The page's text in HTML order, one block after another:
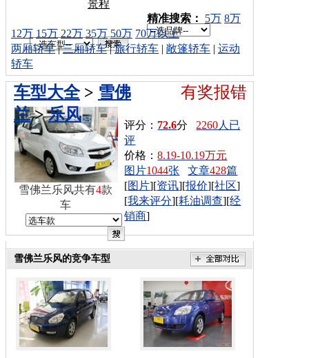
景程
车型搜索：
精准搜索： 5万 8万
12万 15万 22万 35万 50万 70万以上
两厢轿车|三厢轿车|旅行轿车 | 敞篷轿车 | 运动
轿车
有奖报错
车型大全> 雪佛
兰>乐风
评分： 72.6分 2260人已
评
价格：8.19-10.19万元
图片1044张 文章428篇
[图片][资讯][报价][社区]
[我来评分][耗油调查][经
销商]
雪佛兰乐风共有4款
车
雪佛兰乐风的竞争车型